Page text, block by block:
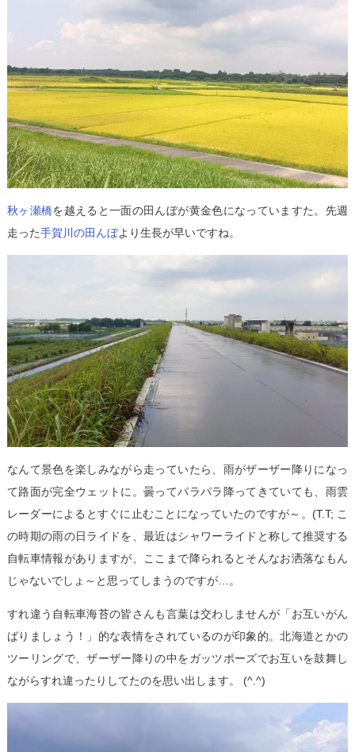
秋ヶ瀬橋を越えると一面の田んぼが黄金色になっていますた。先週
走った手賀川の田んぼより生長が早いですね。
なんて景色を楽しみながら走っていたら、雨がザーザー降りになっ
て路面が完全ウェットに。曇ってパラパラ降ってきていても、雨雲
レーダーによるとすぐに止むことになっていたのですが～。(T.T; こ
の時期の雨の日ライドを、最近はシャワーライドと称して推奨する
自転車情報がありますが、ここまで降られるとそんなお洒落なもん
じゃないでしょ～と思ってしまうのですが…。
すれ違う自転車海苔の皆さんも言葉は交わしませんが「お互いがん
ばりましょう！」的な表情をされているのが印象的。北海道とかの
ツーリングで、ザーザー降りの中をガッツポーズでお互いを鼓舞し
ながらすれ違ったりしてたのを思い出します。 (^.^)